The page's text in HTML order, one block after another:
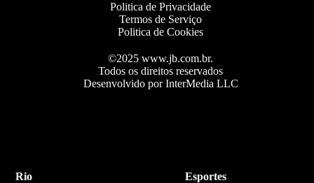
Politica de Privacidade
Termos de Serviço
Politica de Cookies
©2025 www.jb.com.br.
Todos os direitos reservados
Desenvolvido por InterMedia LLC
Rio Esportes